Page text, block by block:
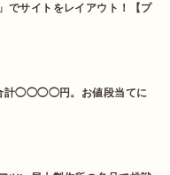
でサイトをレイアウト！【プ
計◯◯◯◯円。お値段当てに